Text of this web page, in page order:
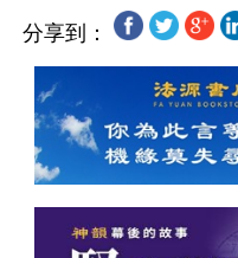
分享到：